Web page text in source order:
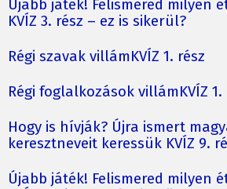
Újabb játék! Felismered milyen
KVÍZ 3. rész – ez is sikerül?
Régi szavak villámKVÍZ 1. rész
Régi foglalkozások villámKVÍZ 1.
Hogy is hívják? Újra ismert
keresztneveit keressük KVÍZ 9.
Újabb játék! Felismered milyen